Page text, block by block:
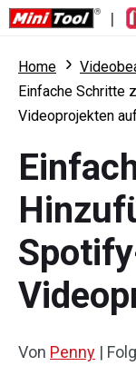
|
Startseite
Preise
Was ist neu
Übersicht
Ressourcen
Tricks für
Video-Tools
Bildschirm-
Video-
Online-
Home
Einfache Schritte
Videoprojekten
Von Penny |